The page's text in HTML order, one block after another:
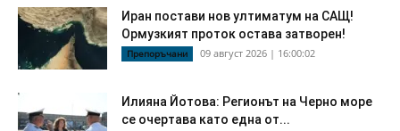
Иран постави нов ултиматум на САЩ!
Ормузкият проток остава затворен!
Препоръчани 09 август 2026 | 16:00:02
Илияна Йотова: Регионът на Черно море
се очертава като една от...